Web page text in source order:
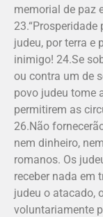
memorial de paz
judeu, por terra e
inimigo! 24.Se
ou contra um de
povo judeu tome
permitirem as
26.Não
nem dinheiro,
romanos. Os
receber nada em
judeu o atacado,
voluntariamente